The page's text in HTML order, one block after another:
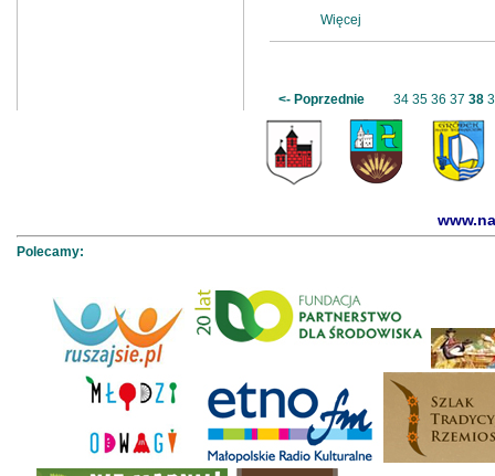
Więcej
<- Poprzednie 34 35 36 37 38
Polecamy: